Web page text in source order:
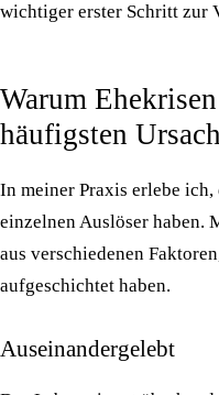
wichtiger erster Schritt zur
Warum
häufigsten
In meiner Praxis erlebe ich,
einzelnen Auslöser haben.
aus verschiedenen
aufgeschichtet haben.
Auseinandergelebt